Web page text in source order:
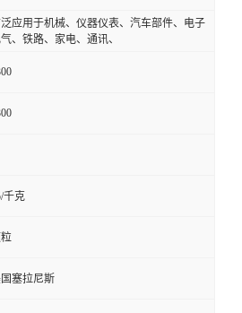
应用于机械、仪器仪表、汽车部件、电子
、铁路、家电、通讯、
千克
塞拉尼斯